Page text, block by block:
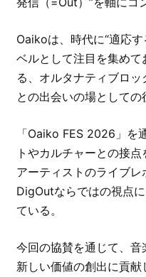
Oaikoは、時代に“適応
ベルとして注目を集め
る、オルタナティブロ
との出会いの場としての
「Oaiko FES 2026」を
トやカルチャーとの接
アーティストのライブレ
DigOutならではの視点
ている。
今回の協賛を通じて、音
新しい価値の創出に貢